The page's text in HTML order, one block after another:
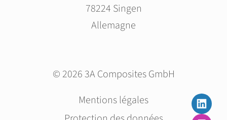
78224 Singen
Allemagne
© 2026 3A Composites GmbH
Mentions légales